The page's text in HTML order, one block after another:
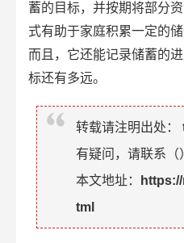
蓄的目标，并按期将部分
式有助于家庭积累一定的
而且，它还能记录储蓄的
标还有多远。
转载请注明出处：
有疑问，请联系（
本文地址：
tml